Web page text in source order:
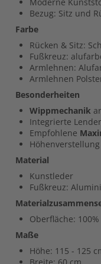
Bezug: Sitz und
Farbe
Rücken & Sitz:
Fußkreuz:
Armlehnen:
Armlehnen
Besonderheiten
Wippmechanik
Integrierte
Empfohlene
Material
Kunstleder
Fußkreuz:
Oberfläche:
Maße
Höhe: 115 - 125